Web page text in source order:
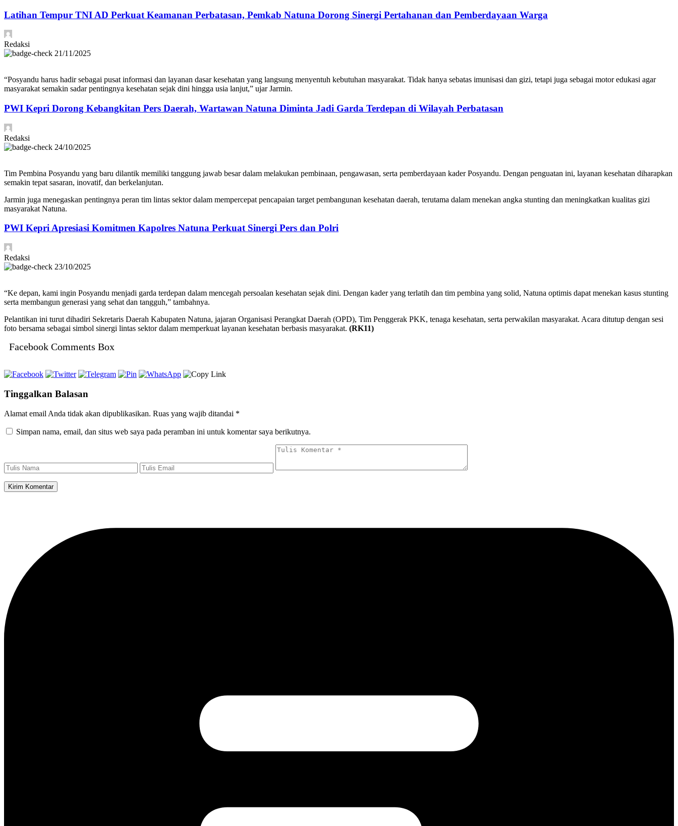
Latihan Tempur TNI AD Perkuat Keamanan Perbatasan, Pemkab Natuna Dorong Sinergi Pertahanan dan Pemberdayaan Warga
Redaksi
21/11/2025
“Posyandu harus hadir sebagai pusat informasi dan layanan dasar kesehatan yang langsung menyentuh kebutuhan masyarakat. Tidak hanya sebatas imunisasi dan gizi, tetapi juga sebagai motor edukasi agar
masyarakat semakin sadar pentingnya kesehatan sejak dini hingga usia lanjut,” ujar Jarmin.
PWI Kepri Dorong Kebangkitan Pers Daerah, Wartawan Natuna Diminta Jadi Garda Terdepan di Wilayah Perbatasan
Redaksi
24/10/2025
Tim Pembina Posyandu yang baru dilantik memiliki tanggung jawab besar dalam melakukan pembinaan, pengawasan, serta pemberdayaan kader Posyandu. Dengan penguatan ini, layanan kesehatan diharapkan
semakin tepat sasaran, inovatif, dan berkelanjutan.
Jarmin juga menegaskan pentingnya peran tim lintas sektor dalam mempercepat pencapaian target pembangunan kesehatan daerah, terutama dalam menekan angka stunting dan meningkatkan kualitas gizi
masyarakat Natuna.
PWI Kepri Apresiasi Komitmen Kapolres Natuna Perkuat Sinergi Pers dan Polri
Redaksi
23/10/2025
“Ke depan, kami ingin Posyandu menjadi garda terdepan dalam mencegah persoalan kesehatan sejak dini. Dengan kader yang terlatih dan tim pembina yang solid, Natuna optimis dapat menekan kasus stunting
serta membangun generasi yang sehat dan tangguh,” tambahnya.
Pelantikan ini turut dihadiri Sekretaris Daerah Kabupaten Natuna, jajaran Organisasi Perangkat Daerah (OPD), Tim Penggerak PKK, tenaga kesehatan, serta perwakilan masyarakat. Acara ditutup dengan sesi
foto bersama sebagai simbol sinergi lintas sektor dalam memperkuat layanan kesehatan berbasis masyarakat. (RK11)
Facebook Comments Box
Tinggalkan Balasan
Alamat email Anda tidak akan dipublikasikan. Ruas yang wajib ditandai *
Simpan nama, email, dan situs web saya pada peramban ini untuk komentar saya berikutnya.